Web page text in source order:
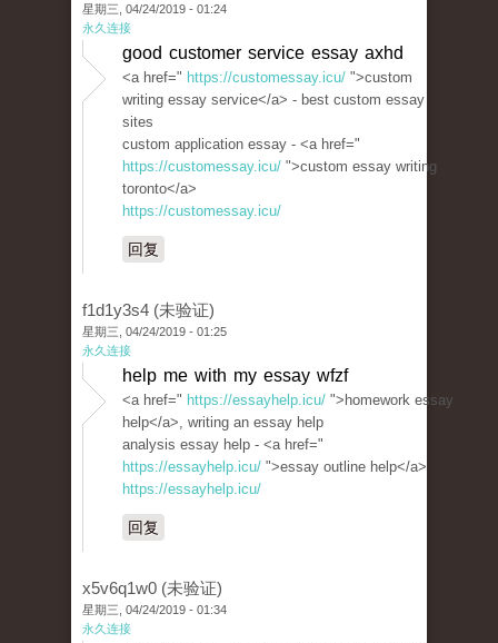
星期三, 04/24/2019 - 01:24
永久连接
good customer service essay axhd
<a href=" https://customessay.icu/ ">custom
writing essay service</a> - best custom essay
sites
custom application essay - <a href="
https://customessay.icu/ ">custom essay writing
toronto</a>
https://customessay.icu/
回复
f1d1y3s4 (未验证)
星期三, 04/24/2019 - 01:25
永久连接
help me with my essay wfzf
<a href=" https://essayhelp.icu/ ">homework essay
help</a>, writing an essay help
analysis essay help - <a href="
https://essayhelp.icu/ ">essay outline help</a>
https://essayhelp.icu/
回复
x5v6q1w0 (未验证)
星期三, 04/24/2019 - 01:34
永久连接